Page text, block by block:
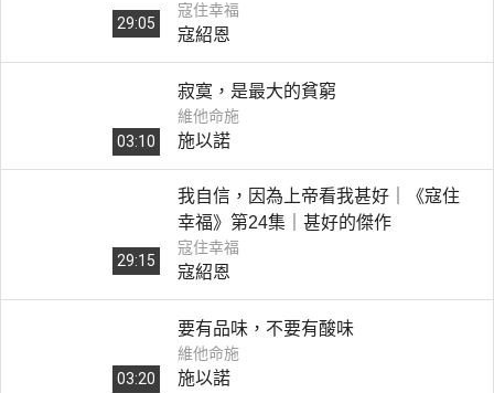
29:05
寇住幸福
寇紹恩
03:10
寂寞，是最大的貧窮
維他命施
施以諾
29:15
我自信，因為上帝看我甚好｜《寇住
幸福》第24集｜甚好的傑作
寇住幸福
寇紹恩
03:20
要有品味，不要有酸味
維他命施
施以諾